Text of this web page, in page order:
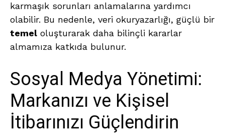
karmaşık sorunları anlamalarına yardımcı
olabilir. Bu nedenle, veri okuryazarlığı, güçlü bir
temel oluşturarak daha bilinçli kararlar
almamıza katkıda bulunur.
Sosyal Medya Yönetimi:
Markanızı ve Kişisel
İtibarınızı Güçlendirin